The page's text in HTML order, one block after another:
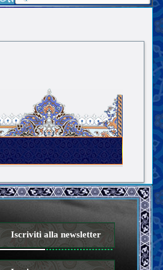
Iscriviti alla newsletter